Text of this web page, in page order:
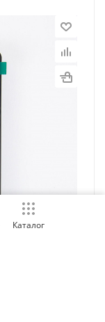
Каталог